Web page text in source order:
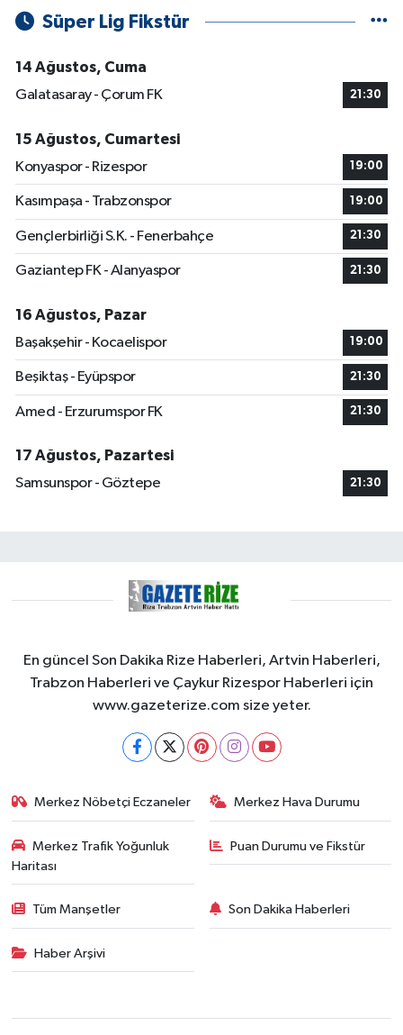
Süper Lig Fikstür
14 Ağustos, Cuma
Galatasaray - Çorum FK
21:30
15 Ağustos, Cumartesi
Konyaspor - Rizespor
19:00
Kasımpaşa - Trabzonspor 19:00
Gençlerbirliği S.K. - Fenerbahçe 21:30
Gaziantep FK - Alanyaspor 21:30
16 Ağustos, Pazar
Başakşehir - Kocaelispor
19:00
Beşiktaş - Eyüpspor 21:30
Amed - Erzurumspor FK 21:30
17 Ağustos, Pazartesi
Samsunspor - Göztepe
21:30
En güncel Son Dakika Rize Haberleri, Artvin Haberleri,
Trabzon Haberleri ve Çaykur Rizespor Haberleri için
www.gazeterize.com size yeter.
Merkez Nöbetçi Eczaneler Merkez Hava Durumu
Merkez Trafik Yoğunluk
Haritası
Puan Durumu ve Fikstür
Tüm Manşetler Son Dakika Haberleri
Haber Arşivi